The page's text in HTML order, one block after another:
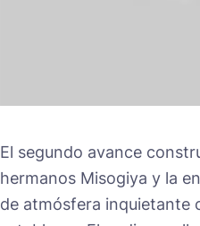
El segundo avance
hermanos Misogiya y la
de atmósfera inquietante